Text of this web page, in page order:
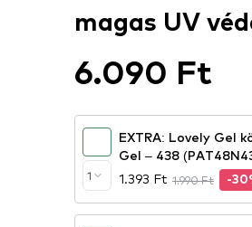
magas UV
6.090 Ft
1
EXTRA: Lovely Gel körömlakk Nail Polish Gloss Like
Gel – 438
1.393 Ft 1.990 Ft -